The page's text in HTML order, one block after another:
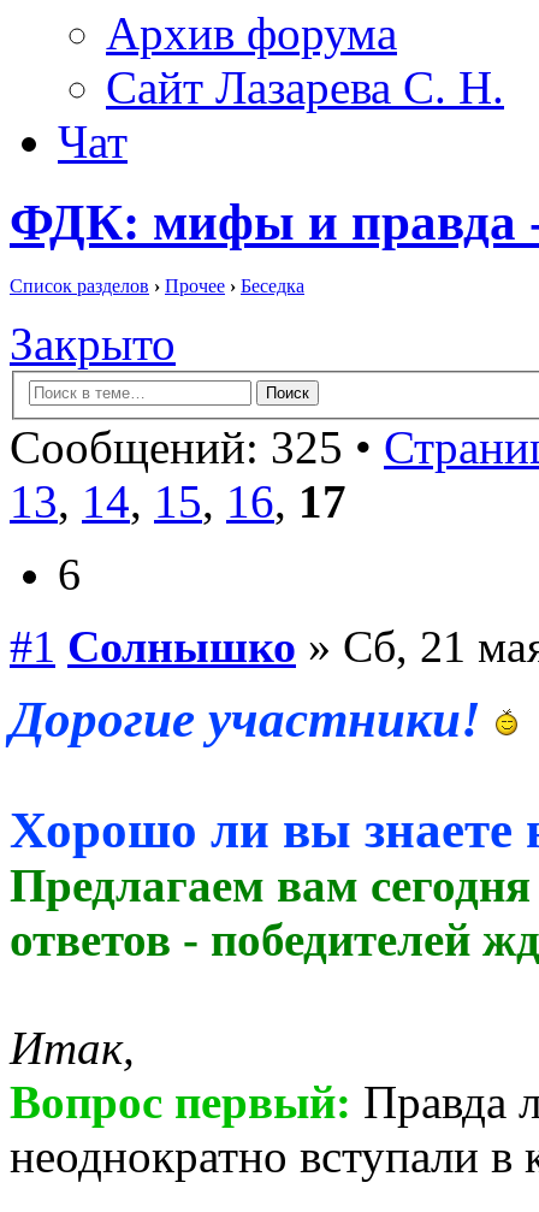
Архив форума
Сайт Лазарева С. Н.
Чат
ФДК: мифы и правда
Список разделов › Прочее › Беседка
Закрыто
Сообщений: 325 •
13, 14, 15, 16, 17
6
#1 Солнышко » Сб, 21
Дорогие участники!
Хорошо ли вы
Предлагаем вам
ответов - победителей
Итак,
Вопрос первый: Правда
неоднократно вступали в